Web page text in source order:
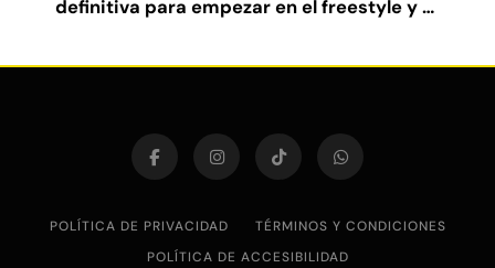
definitiva para empezar en el freestyle y el
POLÍTICA DE PRIVACIDAD
TÉRMINOS Y CONDICIONES
POLÍTICA DE ACCESIBILIDAD